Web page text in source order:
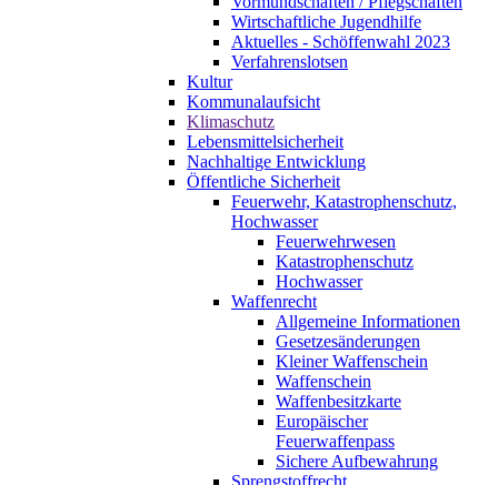
Wirtschaftliche Jugendhilfe
Aktuelles - Schöffenwahl 2023
Verfahrenslotsen
Kultur
Kommunalaufsicht
Klimaschutz
Lebensmittelsicherheit
Nachhaltige Entwicklung
Öffentliche Sicherheit
Feuerwehr, Katastrophenschutz,
Hochwasser
Feuerwehrwesen
Katastrophenschutz
Hochwasser
Waffenrecht
Allgemeine Informationen
Gesetzesänderungen
Kleiner Waffenschein
Waffenschein
Waffenbesitzkarte
Europäischer
Feuerwaffenpass
Sichere Aufbewahrung
Sprengstoffrecht